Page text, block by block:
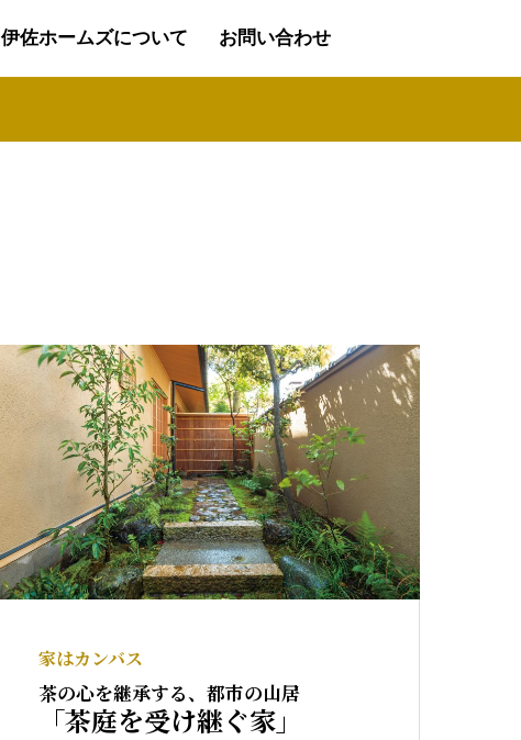
伊佐ホームズについて お問い合わせ
家はカンバス
茶の心を継承する、都市の山居
「茶庭を受け継ぐ家」